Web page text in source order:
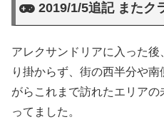
2019/1/5追記 またク
アレクサンドリアに入った
り掛からず、街の西半分や
がらこれまで訪れたエリア
ってました。